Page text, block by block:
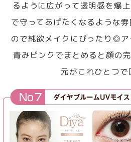
るように広がって透明感を爆
で守ってあげたくなるような
ので純欲メイクにぴったり◎ア
青みピンクでまとめると顔の
元がこれひとつで